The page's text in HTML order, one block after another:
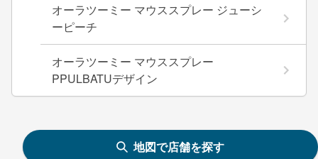
オーラツーミー マウススプレー ジューシ
ーピーチ
オーラツーミー マウススプレー
PPULBATUデザイン
地図で店舗を探す